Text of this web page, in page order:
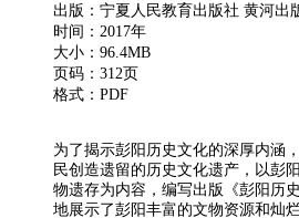
出版：宁夏人民教育出版社 黄河出
时间：2017年
大小：96.4MB
页码：312页
格式：PDF
为了揭示彭阳历史文化的深厚内涵
民创造遗留的历史文化遗产，以彭
物遗存为内容，编写出版《彭阳历
地展示了彭阳丰富的文物资源和灿